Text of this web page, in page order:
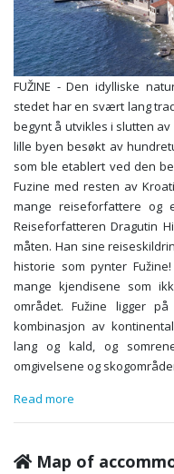
FUŽINE - Den idylliske
stedet har en svært lang
begynt å utvikles i slutten
lille byen besøkt av
som ble etablert ved den
Fuzine med resten av
mange reiseforfattere og
Reiseforfatteren Dragutin
måten. Han sine
historie som pynter
mange kjendisene som
området. Fužine ligger
kombinasjon av
lang og kald, og
omgivelsene og
Read more
Map of